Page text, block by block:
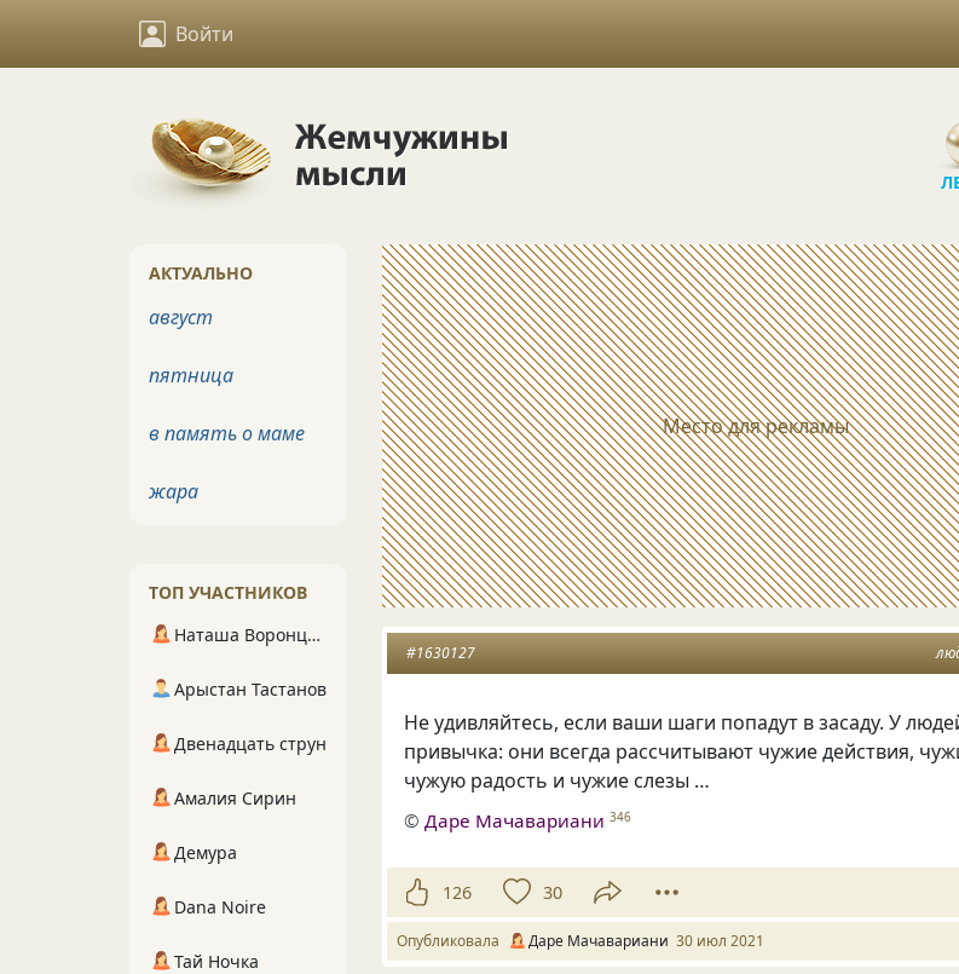
Войти
Место для рекламы
#1630127
Не удивляйтесь, если ваши шаги попадут в засаду. У
привычка: они всегда рассчитывают чужие действия,
чужую радость и чужие слезы …
© Даре Мачавариани 346
126 30
Опубликовала Даре Мачавариани 30 июл 2021
АКТУАЛЬНО
август
пятница
в память о маме
жара
ТОП УЧАСТНИКОВ
Наташа Воронцова
Арыстан Тастанов
Двенадцать струн
Амалия Сирин
Демура
Dana Noire
Тай Ночка